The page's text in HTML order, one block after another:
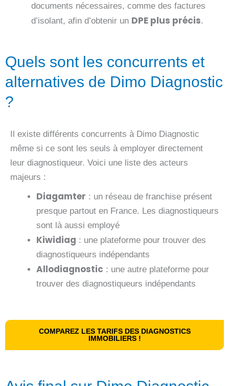
documents nécessaires, comme des factures
d’isolant, afin d’obtenir un DPE plus précis.
Quels sont les concurrents et
alternatives de Dimo Diagnostic
?
Il existe différents concurrents à Dimo Diagnostic
même si ce sont les seuls à employer directement
leur diagnostiqueur. Voici une liste des acteurs
majeurs :
Diagamter : un réseau de franchise présent
presque partout en France. Les diagnostiqueurs
sont là aussi employé
Kiwidiag : une plateforme pour trouver des
diagnostiqueurs indépendants
Allodiagnostic : une autre plateforme pour
trouver des diagnostiqueurs indépendants
COMPAREZ LES TARIFS DES DIAGNOSTICS
IMMOBILIERS !